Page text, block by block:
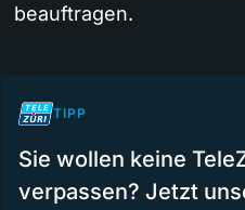
beauftragen.
TIPP
Sie wollen keine
verpassen? Jetzt